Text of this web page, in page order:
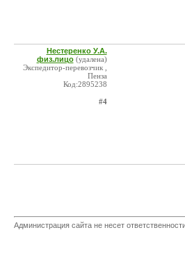
Нестеренко У.А.
физ.лицо (удалена)
Экспедитор-перевозчик ,
Пенза
Код:2895238
#4
Администрация сайта не несет